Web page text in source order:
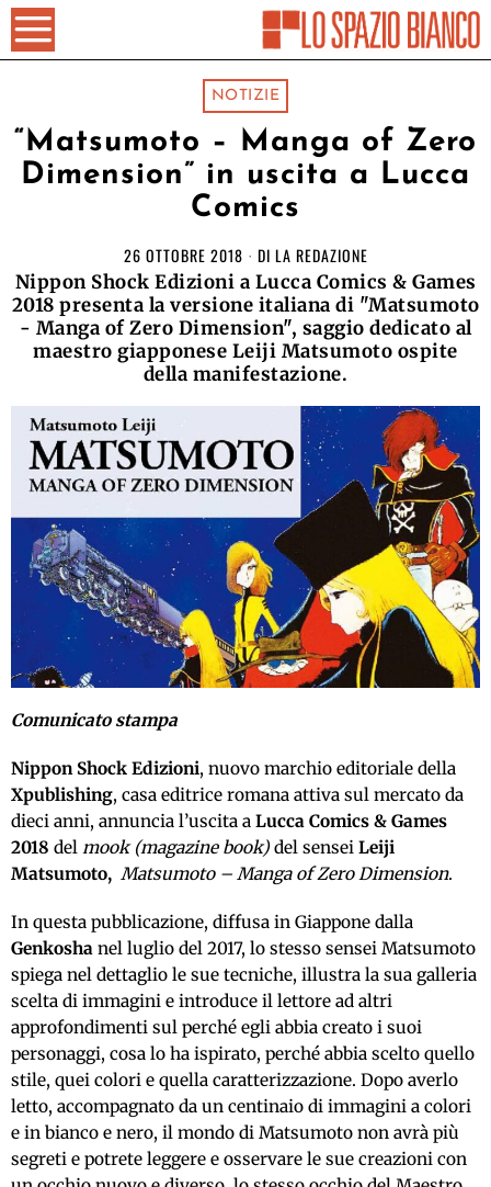
NOTIZIE
“Matsumoto – Manga of Zero
Dimension” in uscita a Lucca
Comics
26 OTTOBRE 2018 DI LA REDAZIONE
Nippon Shock Edizioni a Lucca Comics & Games
2018 presenta la versione italiana di "Matsumoto
- Manga of Zero Dimension", saggio dedicato al
maestro giapponese Leiji Matsumoto ospite
della manifestazione.
Comunicato stampa
Nippon Shock Edizioni, nuovo marchio editoriale della
Xpublishing, casa editrice romana attiva sul mercato da
dieci anni, annuncia l’uscita a Lucca Comics & Games
2018 del mook (magazine book)del sensei Leiji
Matsumoto, Matsumoto – Manga of Zero Dimension.
In questa pubblicazione, diffusa in Giappone dalla
Genkosha nel luglio del 2017, lo stesso sensei Matsumoto
spiega nel dettaglio le sue tecniche, illustra la sua galleria
scelta di immagini e introduce il lettore ad altri
approfondimenti sul perché egli abbia creato i suoi
personaggi, cosa lo ha ispirato, perché abbia scelto quello
stile, quei colori e quella caratterizzazione. Dopo averlo
letto, accompagnato da un centinaio di immagini a colori
e in bianco e nero, il mondo di Matsumoto non avrà più
segreti e potrete leggere e osservare le sue creazioni con